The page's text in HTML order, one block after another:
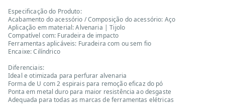
Especificação do Produto:
Acabamento do acessório / Composição do acessório: Aço
Aplicação em material: Alvenaria | Tijolo
Compatível com: Furadeira de impacto
Ferramentas aplicáveis: Furadeira com ou sem fio
Encaixe: Cilíndrico
Diferenciais:
Ideal e otimizada para perfurar alvenaria
Forma de U com 2 espirais para remoção eficaz do pó
Ponta em metal duro para maior resistência ao desgaste
Adequada para todas as marcas de ferramentas elétricas